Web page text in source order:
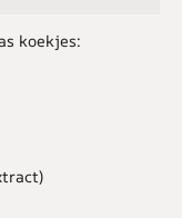
koekjes: